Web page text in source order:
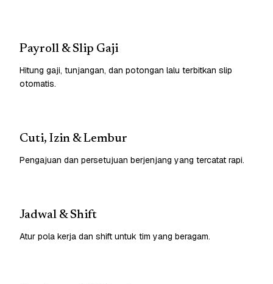
Payroll & Slip Gaji
Hitung gaji, tunjangan, dan potongan lalu terbitkan slip
otomatis.
Cuti, Izin & Lembur
Pengajuan dan persetujuan berjenjang yang tercatat rapi.
Jadwal & Shift
Atur pola kerja dan shift untuk tim yang beragam.